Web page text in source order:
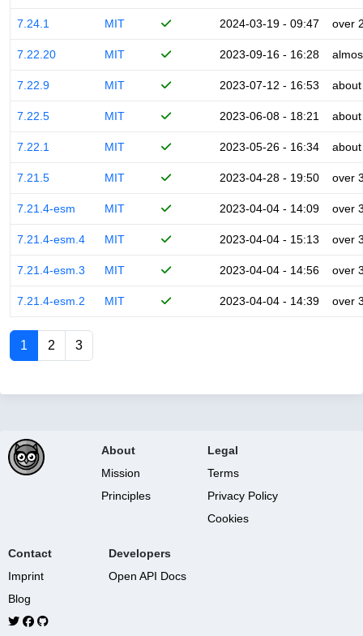
7.24.1 MIT 2024-03-19 - 09:47 over
7.22.20 MIT 2023-09-16 - 16:28
7.22.9 MIT 2023-07-12 - 16:53
7.22.5 MIT 2023-06-08 - 18:21
7.22.1 MIT 2023-05-26 - 16:34
7.21.5 MIT 2023-04-28 - 19:50 over
7.21.4-esm MIT 2023-04-04 - 14:09 over
7.21.4-esm.4 MIT 2023-04-04 - 15:13 over
7.21.4-esm.3 MIT 2023-04-04 - 14:56 over
7.21.4-esm.2 MIT 2023-04-04 - 14:39 over
1 2 3
About
Mission
Principles
Legal
Terms
Privacy Policy
Cookies
Contact
Imprint
Blog
Developers
Open API Docs